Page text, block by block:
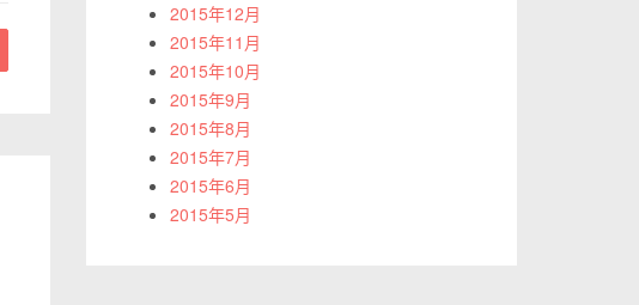
2015年12月
2015年11月
2015年10月
2015年9月
2015年8月
2015年7月
2015年6月
2015年5月